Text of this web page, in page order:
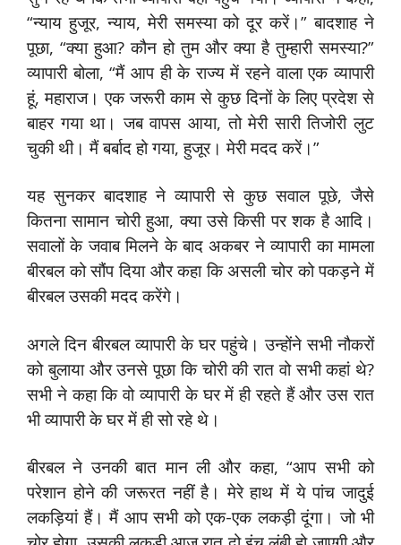
“न्याय हुजूर, न्याय, मेरी समस्या को दूर करें।” बादशाह ने
पूछा, “क्या हुआ? कौन हो तुम और क्या है तुम्हारी समस्या?”
व्यापारी बोला, “मैं आप ही के राज्य में रहने वाला एक व्यापारी
हूं, महाराज। एक जरूरी काम से कुछ दिनों के लिए प्रदेश से
बाहर गया था। जब वापस आया, तो मेरी सारी तिजोरी लुट
चुकी थी। मैं बर्बाद हो गया, हुजूर। मेरी मदद करें।”
यह सुनकर बादशाह ने व्यापारी से कुछ सवाल पूछे, जैसे
कितना सामान चोरी हुआ, क्या उसे किसी पर शक है आदि।
सवालों के जवाब मिलने के बाद अकबर ने व्यापारी का मामला
बीरबल को सौंप दिया और कहा कि असली चोर को पकड़ने में
बीरबल उसकी मदद करेंगे।
अगले दिन बीरबल व्यापारी के घर पहुंचे। उन्होंने सभी नौकरों
को बुलाया और उनसे पूछा कि चोरी की रात वो सभी कहां थे?
सभी ने कहा कि वो व्यापारी के घर में ही रहते हैं और उस रात
भी व्यापारी के घर में ही सो रहे थे।
बीरबल ने उनकी बात मान ली और कहा, “आप सभी को
परेशान होने की जरूरत नहीं है। मेरे हाथ में ये पांच जादुई
लकड़ियां हैं। मैं आप सभी को एक-एक लकड़ी दूंगा। जो भी